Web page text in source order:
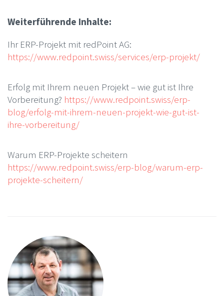
Weiterführende Inhalte:
Ihr ERP-Projekt mit redPoint AG:
https://www.redpoint.swiss/services/erp-projekt/
Erfolg mit Ihrem neuen Projekt – wie gut ist Ihre
Vorbereitung? https://www.redpoint.swiss/erp-
blog/erfolg-mit-ihrem-neuen-projekt-wie-gut-ist-
ihre-vorbereitung/
Warum ERP-Projekte scheitern
https://www.redpoint.swiss/erp-blog/warum-erp-
projekte-scheitern/